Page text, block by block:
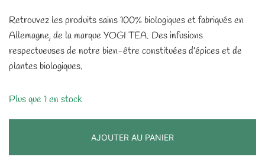
Retrouvez les produits sains 100% biologiques et fabriqués en
Allemagne, de la marque YOGI TEA. Des infusions
respectueuses de notre bien-être constituées d’épices et de
plantes biologiques.
Plus que 1 en stock
AJOUTER AU PANIER